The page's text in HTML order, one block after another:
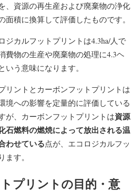
、資源の再生産および廃棄物の浄化
面積に換算して評価したものです。
ジカルフットプリントは4.3ha/人で
費物の生産や廃棄物の処理に4.3ヘ
いう意味になります。
リントとカーボンフットプリントは
境への影響を定量的に評価している
が、カーボンフットプリントは資源
石燃料の燃焼によって放出される温
わせている点が、エコロジカルフッ
ます。
プリントの目的・意